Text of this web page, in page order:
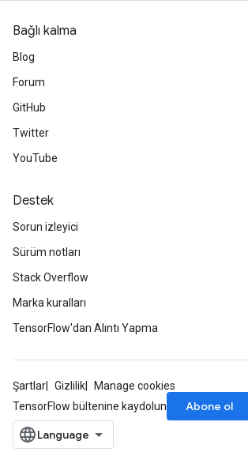
Bağlı kalma
Blog
Forum
GitHub
Twitter
YouTube
Destek
Sorun izleyici
Sürüm notları
Stack Overflow
Marka kuralları
TensorFlow'dan Alıntı Yapma
Şartlar Gizlilik
Manage cookies
TensorFlow bültenine kaydolun
Abone ol